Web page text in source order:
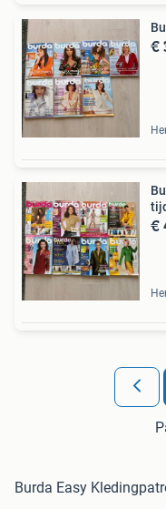
€
€
Burda Easy